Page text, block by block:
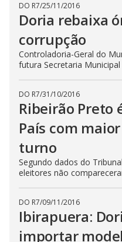
DO R7/25/11/2016
Doria rebaixa
corrupção
Controladoria-Geral do
futura Secretaria Municipal
DO R7/31/10/2016
Ribeirão Preto
País com
turno
Segundo dados do
eleitores não
DO R7/09/11/2016
Ibirapuera:
importar